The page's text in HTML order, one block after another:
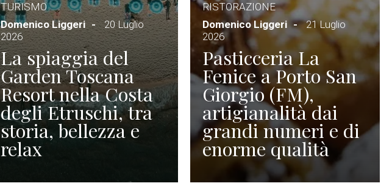
TURISMO
Domenico Liggeri
20 Luglio
2026
La spiaggia del
Garden Toscana
Resort nella Costa
degli Etruschi, tra
storia, bellezza e
relax
RISTORAZIONE
Domenico Liggeri
21 Luglio
2026
Pasticceria La
Fenice a Porto San
Giorgio (FM),
artigianalità dai
grandi numeri e di
enorme qualità